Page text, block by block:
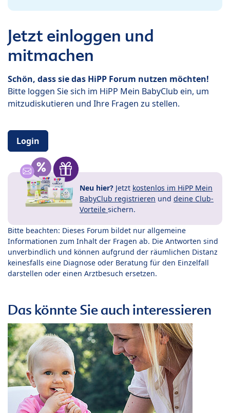
Jetzt einloggen und
mitmachen
Schön, dass sie das HiPP Forum nutzen möchten!
Bitte loggen Sie sich im HiPP Mein BabyClub ein, um
mitzudiskutieren und Ihre Fragen zu stellen.
Login
Neu hier? Jetzt kostenlos im HiPP Mein
BabyClub registrieren und deine Club-
Vorteile sichern.
Bitte beachten: Dieses Forum bildet nur allgemeine
Informationen zum Inhalt der Fragen ab. Die Antworten sind
unverbindlich und können aufgrund der räumlichen Distanz
keinesfalls eine Diagnose oder Beratung für den Einzelfall
darstellen oder einen Arztbesuch ersetzen.
Das könnte Sie auch interessieren